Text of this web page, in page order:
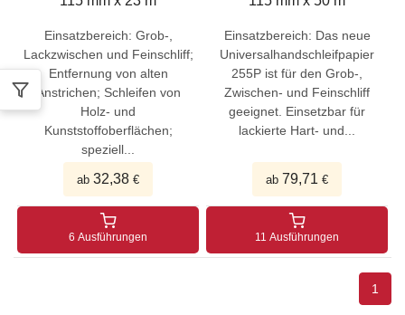
Einsatzbereich: Grob-,
Lackzwischen und Feinschliff;
Entfernung von alten
Anstrichen; Schleifen von
Holz- und
Kunststoffoberflächen;
speziell...
ab 32,38 €
6 Ausführungen
Einsatzbereich: Das neue
Universalhandschleifpapier
255P ist für den Grob-,
Zwischen- und Feinschliff
geeignet. Einsetzbar für
lackierte Hart- und...
ab 79,71 €
11 Ausführungen
1